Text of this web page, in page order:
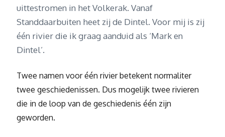
uittestromen in het Volkerak. Vanaf
Standdaarbuiten heet zij de Dintel. Voor mij is zij
één rivier die ik graag aanduid als ‘Mark en
Dintel’.
Twee namen voor één rivier betekent normaliter
twee geschiedenissen. Dus mogelijk twee rivieren
die in de loop van de geschiedenis één zijn
geworden.